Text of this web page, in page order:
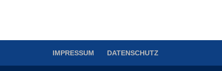
IMPRESSUM DATENSCHUTZ